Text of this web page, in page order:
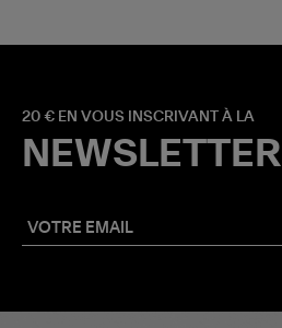
20 € EN VOUS INSCRIVANT À LA
NEWSLETTER